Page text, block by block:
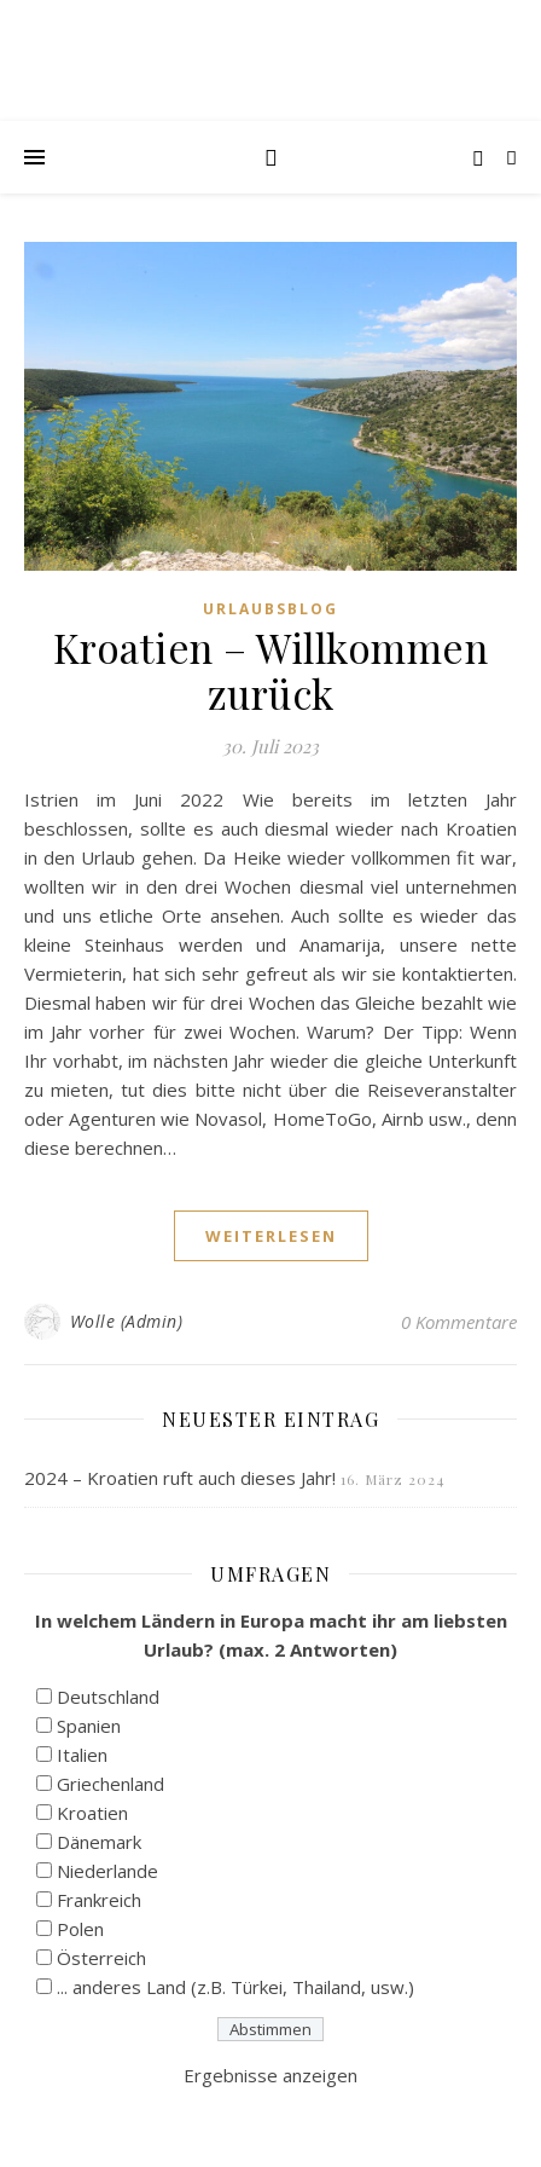
URLAUBSBLOG
Kroatien – Willkommen
zurück
30. Juli 2023
Istrien im Juni 2022 Wie bereits im letzten Jahr
beschlossen, sollte es auch diesmal wieder nach Kroatien
in den Urlaub gehen. Da Heike wieder vollkommen fit war,
wollten wir in den drei Wochen diesmal viel unternehmen
und uns etliche Orte ansehen. Auch sollte es wieder das
kleine Steinhaus werden und Anamarija, unsere nette
Vermieterin, hat sich sehr gefreut als wir sie kontaktierten.
Diesmal haben wir für drei Wochen das Gleiche bezahlt wie
im Jahr vorher für zwei Wochen. Warum? Der Tipp: Wenn
Ihr vorhabt, im nächsten Jahr wieder die gleiche Unterkunft
zu mieten, tut dies bitte nicht über die Reiseveranstalter
oder Agenturen wie Novasol, HomeToGo, Airnb usw., denn
diese berechnen…
WEITERLESEN
Wolle (Admin) 0 Kommentare
NEUESTER EINTRAG
2024 – Kroatien ruft auch dieses Jahr! 16. März 2024
UMFRAGEN
In welchem Ländern in Europa macht ihr am liebsten
Urlaub? (max. 2 Antworten)
Deutschland
Spanien
Italien
Griechenland
Kroatien
Dänemark
Niederlande
Frankreich
Polen
Österreich
... anderes Land (z.B. Türkei, Thailand, usw.)
Ergebnisse anzeigen